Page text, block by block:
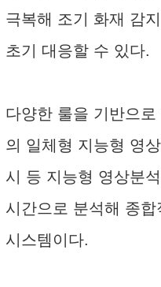
극복해 조기 화재 감
초기 대응할 수 있다.
다양한 룰을 기반으
의 일체형 지능형 영
시 등 지능형 영상분
시간으로 분석해 종
시스템이다.